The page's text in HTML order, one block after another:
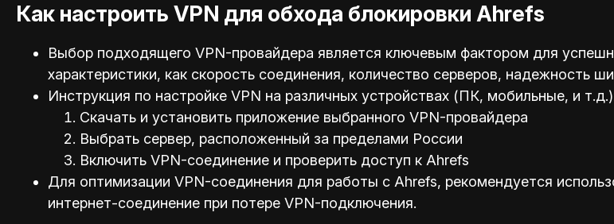
Как настроить VPN для обхода блокировки Ahrefs
Выбор подходящего VPN-провайдера является ключевым фактором для
характеристики, как скорость соединения, количество серверов, надежность
Инструкция по настройке VPN на различных устройствах (ПК, мобильные, и
Скачать и установить приложение выбранного VPN-провайдера
Выбрать сервер, расположенный за пределами России
Включить VPN-соединение и проверить доступ к Ahrefs
Для оптимизации VPN-соединения для работы с Ahrefs, рекомендуется
интернет-соединение при потере VPN-подключения.